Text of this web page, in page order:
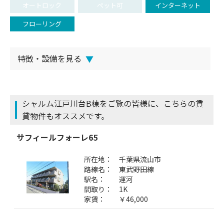
オートロック
ペット可
インターネット
フローリング
特徴・設備を見る ▼
シャルム江戸川台B棟をご覧の皆様に、こちらの賃
貸物件もオススメです。
サフィールフォーレ65
所在地：
千葉県流山市
路線名：
東武野田線
駅名：
運河
間取り：
1K
家賃：
￥46,000